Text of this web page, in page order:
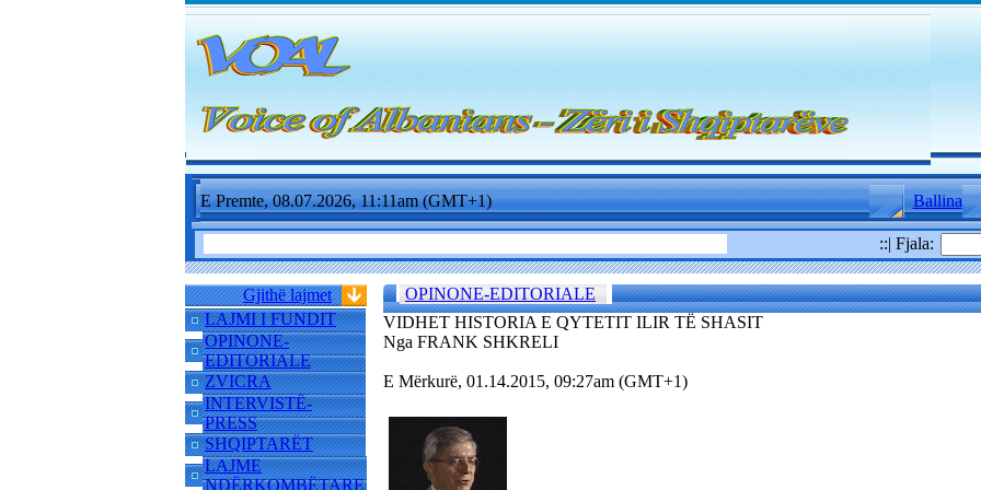
E Premte, 08.07.2026, 11:11am (GMT+1) Ballina
::| Fjala:
Gjithë lajmet
LAJMI I FUNDIT
OPINONE-
EDITORIALE
ZVICRA
INTERVISTË-
PRESS
SHQIPTARËT
LAJME
NDËRKOMBËTARE
OPINONE-EDITORIALE
VIDHET HISTORIA E QYTETIT ILIR TË SHASIT
Nga FRANK SHKRELI
E Mërkurë, 01.14.2015, 09:27am (GMT+1)